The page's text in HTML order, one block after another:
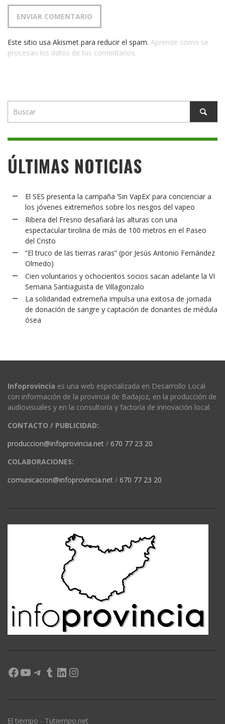
Este sitio usa Akismet para reducir el spam. Aprende cómo se
procesan los datos de tus comentarios.
ÚLTIMAS NOTICIAS
El SES presenta la campaña ‘Sin VapEx’ para concienciar a
los jóvenes extremeños sobre los riesgos del vapeo
Ribera del Fresno desafiará las alturas con una
espectacular tirolina de más de 100 metros en el Paseo
del Cristo
“El truco de las tierras raras” (por Jesús Antonio Fernández
Olmedo)
Cien voluntarios y ochocientos socios sacan adelante la VI
Semana Santiaguista de Villagonzalo
La solidaridad extremeña impulsa una exitosa de jornada
de donación de sangre y captación de donantes de médula
ósea
Infoprovincia es una web especializada en Desarrollo Local
con información de la provincia de Badajoz, en la producción de
audiovisuales y en la consultoría y factoría de innovación local.
CONTACTO / PUBLICIDAD:
produccion@infoprovincia.net / 670 77 23 20
COLABORACIONES:
comunicacion@infoprovincia.net / 670 77 23 20
Facebook
YouTube
Telegram
Tumblr
LinkedIn
Instagram
El tiempo - Tutiempo.net